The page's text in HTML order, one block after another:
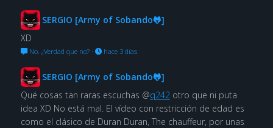
SERGIO [Army of Sobando🐸]
XD
No. ¿Verdad que no?· hace 3 días
SERGIO [Army of Sobando🐸]
Qué cosas tan raras escuchas @q242 otro que ni puta
idea XD No está mal. El vídeo con restricción de edad es
como el clásico de Duran Duran, The chauffeur, por unas